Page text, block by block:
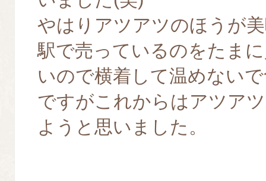
やはりアツアツのほうが
駅で売っているのをたま
いので横着して温めない
ですがこれからはアツア
ようと思いました。